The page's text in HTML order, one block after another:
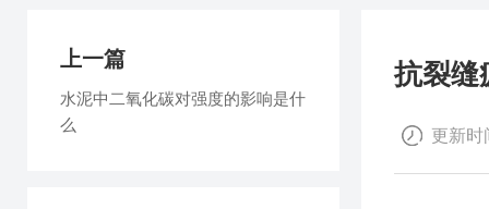
抗裂缝
更新时
上一篇
水泥中二氧化碳对强度的影响是什
么